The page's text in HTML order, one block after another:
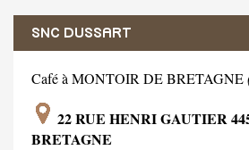
SNC DUSSART
Café à MONTOIR DE BRETAGNE
22 RUE HENRI GAUTIER
BRETAGNE